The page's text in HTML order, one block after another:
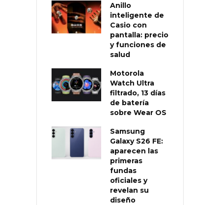
Anillo
inteligente de
Casio con
pantalla: precio
y funciones de
salud
Motorola
Watch Ultra
filtrado, 13 días
de batería
sobre Wear OS
Samsung
Galaxy S26 FE:
aparecen las
primeras
fundas
oficiales y
revelan su
diseño